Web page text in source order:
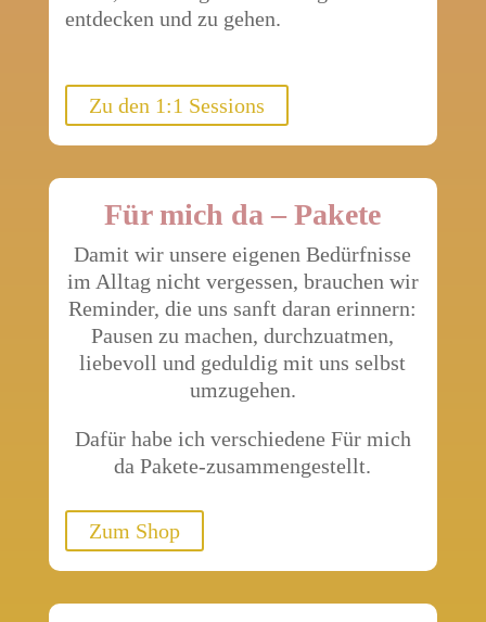
entdecken und zu gehen.
Zu den 1:1 Sessions
Für mich da – Pakete
Damit wir unsere eigenen Bedürfnisse
im Alltag nicht vergessen, brauchen wir
Reminder, die uns sanft daran erinnern:
Pausen zu machen, durchzuatmen,
liebevoll und geduldig mit uns selbst
umzugehen.
Dafür habe ich verschiedene Für mich
da Pakete-zusammengestellt.
Zum Shop